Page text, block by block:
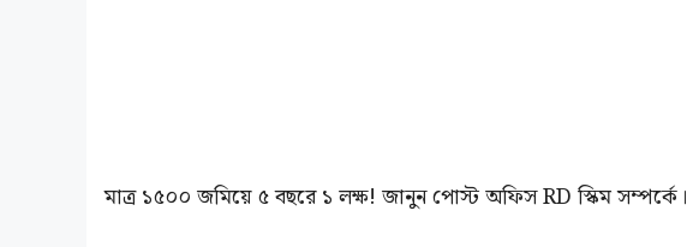
মাত্র ১৫০০ জমিয়ে ৫ বছরে ১ লক্ষ! জানুন পোস্ট অফিস RD স্কিম সম্পর্কে।